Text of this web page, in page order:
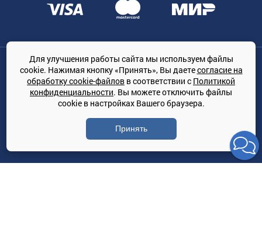
Общество с ограниченной ответственностью «ТРЕЙДКОН», ОГРН:
1167847364079, 197022, г. Санкт-Петербург, проспект Медиков, 7
КЛИМАТПРОФ.ONLINE - оптовая продажа кондиционеров и
климатической техники на территории РФ
© Сайт принадлежит ООО «ТРЕЙДКОН»
Политика конфиденциальности
Для улучшения работы сайта мы используем файлы
cookie. Нажимая кнопку «Принять», Вы даетесогласие на
обработку cookie-файлов в соответствии с Политикой
конфиденциальности. Вы можете отключить файлы
cookie в настройках Вашего браузера.
Принять